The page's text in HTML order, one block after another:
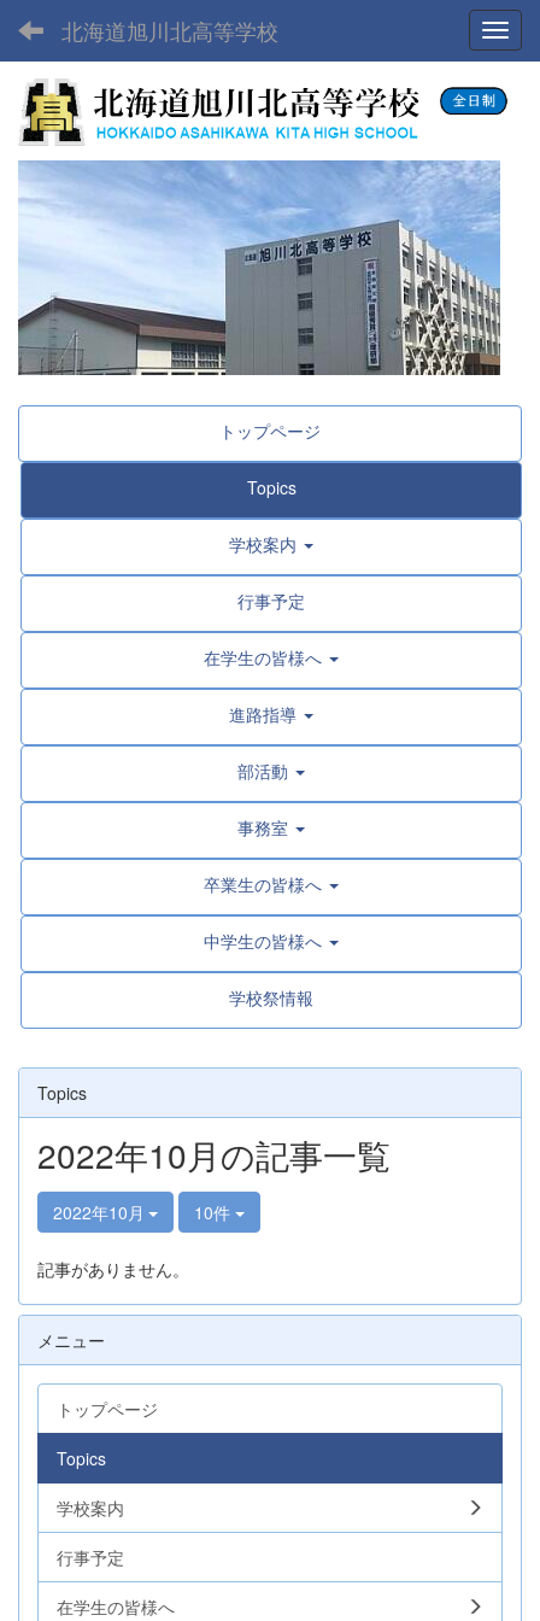
北海道旭川北高等学校
トップページ
Topics
学校案内
行事予定
在学生の皆様へ
進路指導
部活動
事務室
卒業生の皆様へ
中学生の皆様へ
学校祭情報
Topics
2022年10月の記事一覧
2022年10月 10件
記事がありません。
メニュー
トップページ
Topics
学校案内
行事予定
在学生の皆様へ